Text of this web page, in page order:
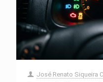
José Renato Siqueira